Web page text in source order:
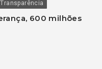
Transparência
600 milhões